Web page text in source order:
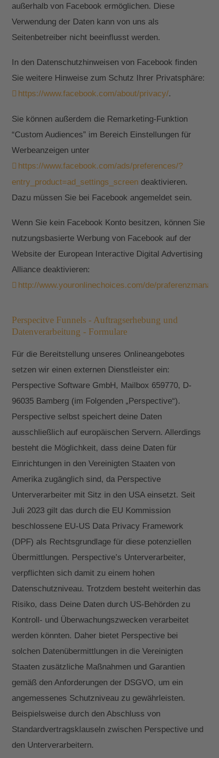
außerhalb von Facebook ermöglichen. Diese
Verwendung der Daten kann von uns als
Seitenbetreiber nicht beeinflusst werden.
In den Datenschutzhinweisen von Facebook finden
Sie weitere Hinweise zum Schutz Ihrer Privatsphäre:
https://www.facebook.com/about/privacy/.
Sie können außerdem die Remarketing-Funktion
“Custom Audiences” im Bereich Einstellungen für
Werbeanzeigen unter
https://www.facebook.com/ads/preferences/?
entry_product=ad_settings_screen deaktivieren.
Dazu müssen Sie bei Facebook angemeldet sein.
Wenn Sie kein Facebook Konto besitzen, können Sie
nutzungsbasierte Werbung von Facebook auf der
Website der European Interactive Digital Advertising
Alliance deaktivieren:
http://www.youronlinechoices.com/de/
Perspecitve Funnels - Auftragserhebung und
Datenverarbeitung - Formulare
Für die Bereitstellung unseres Onlineangebotes
setzen wir einen externen Dienstleister ein:
Perspective Software GmbH, Mailbox 659770, D-
96035 Bamberg (im Folgenden „Perspective“).
Perspective selbst speichert deine Daten
ausschließlich auf europäischen Servern. Allerdings
besteht die Möglichkeit, dass deine Daten für
Einrichtungen in den Vereinigten Staaten von
Amerika zugänglich sind, da Perspective
Unterverarbeiter mit Sitz in den USA einsetzt. Seit
Juli 2023 gilt das durch die EU Kommission
beschlossene EU-US Data Privacy Framework
(DPF) als Rechtsgrundlage für diese potenziellen
Übermittlungen. Perspective’s Unterverarbeiter,
verpflichten sich damit zu einem hohen
Datenschutzniveau. Trotzdem besteht weiterhin das
Risiko, dass Deine Daten durch US-Behörden zu
Kontroll- und Überwachungszwecken verarbeitet
werden könnten. Daher bietet Perspective bei
solchen Datenübermittlungen in die Vereinigten
Staaten zusätzliche Maßnahmen und Garantien
gemäß den Anforderungen der DSGVO, um ein
angemessenes Schutzniveau zu gewährleisten.
Beispielsweise durch den Abschluss von
Standardvertragsklauseln zwischen Perspective und
den Unterverarbeitern.